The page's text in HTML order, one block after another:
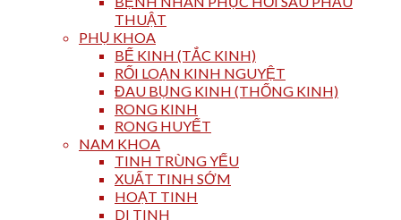
THUẬT
PHỤ KHOA
BẾ KINH (TẮC KINH)
RỐI LOẠN KINH NGUYỆT
ĐAU BỤNG KINH (THỐNG KINH)
RONG KINH
RONG HUYẾT
NAM KHOA
TINH TRÙNG YẾU
XUẤT TINH SỚM
HOẠT TINH
DI TINH